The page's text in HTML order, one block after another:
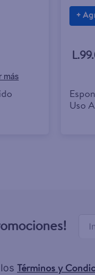
+
Uso
Términos y